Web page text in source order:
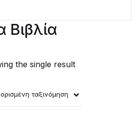
Βιβλία
the single result
ταξινόμηση